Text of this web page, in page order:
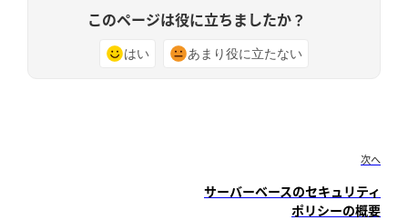
このページは役に立ちましたか？
はい あまり役に立たない
次へ
サーバーベースのセキュリティ
ポリシーの概要